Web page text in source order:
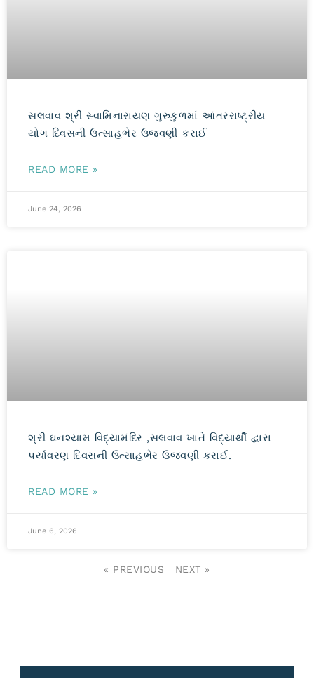
સલવાવ શ્રી સ્વામિનારાયણ ગુરુકુળમાં આંતરરાષ્ટ્રીય
યોગ દિવસની ઉત્સાહભેર ઉજવણી કરાઈ
READ MORE »
June 24, 2026
શ્રી ઘનશ્યામ વિદ્યામંદિર ,સલવાવ ખાતે વિદ્યાર્થી દ્વારા
પર્યાવરણ દિવસની ઉત્સાહભેર ઉજવણી કરાઈ.
READ MORE »
June 6, 2026
« PREVIOUS NEXT »